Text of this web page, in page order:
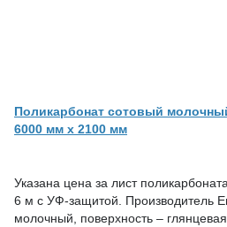
Поликарбонат сотовый
6000 мм x 2100 мм
Указана цена за лист
6 м с УФ-защитой. Производитель
молочный, поверхность – глянцевая.